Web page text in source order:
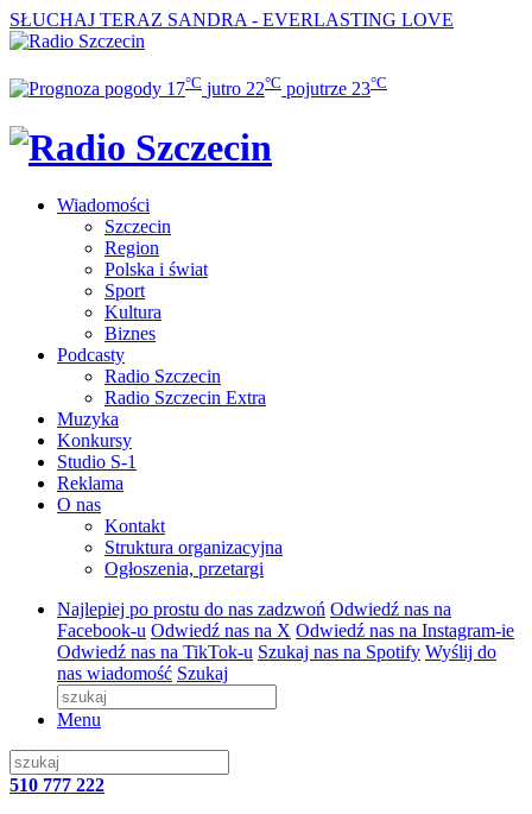
SŁUCHAJ TERAZ SANDRA - EVERLASTING LOVE
17°C jutro 22°C pojutrze 23°C
Wiadomości
Szczecin
Region
Polska i świat
Sport
Kultura
Biznes
Podcasty
Radio Szczecin
Radio Szczecin Extra
Muzyka
Konkursy
Studio S-1
Reklama
O nas
Kontakt
Struktura organizacyjna
Ogłoszenia, przetargi
Najlepiej po prostu do nas zadzwoń Odwiedź nas na
Facebook-u Odwiedź nas na X Odwiedź nas na Instagram-ie
Odwiedź nas na TikTok-u Szukaj nas na Spotify Wyślij do
nas wiadomość Szukaj
Menu
510 777 222